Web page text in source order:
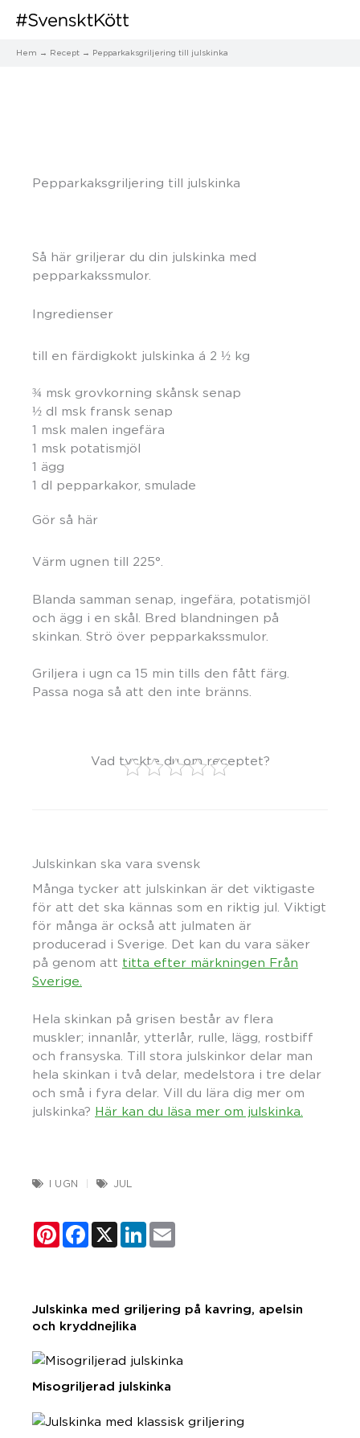
Hem Recept Pepparkaksgriljering till julskinka
Pepparkaksgriljering till julskinka
Så här griljerar du din julskinka med
pepparkakssmulor.
Ingredienser
till en färdigkokt julskinka á 2 ½ kg
¾ msk grovkorning skånsk senap
½ dl msk fransk senap
1 msk malen ingefära
1 msk potatismjöl
1 ägg
1 dl pepparkakor, smulade
Gör så här
Värm ugnen till 225°.
Blanda samman senap, ingefära, potatismjöl
och ägg i en skål. Bred blandningen på
skinkan. Strö över pepparkakssmulor.
Griljera i ugn ca 15 min tills den fått färg.
Passa noga så att den inte bränns.
Vad tyckte du om receptet?
Julskinkan ska vara svensk
Många tycker att julskinkan är det viktigaste
för att det ska kännas som en riktig jul. Viktigt
för många är också att julmaten är
producerad i Sverige. Det kan du vara säker
på genom att titta efter märkningen Från
Sverige.
Hela skinkan på grisen består av flera
muskler; innanlår, ytterlår, rulle, lägg, rostbiff
och fransyska. Till stora julskinkor delar man
hela skinkan i två delar, medelstora i tre delar
och små i fyra delar. Vill du lära dig mer om
julskinka? Här kan du läsa mer om julskinka.
I UGN JUL
PinterestFacebook
X LinkedIn
Julskinka med griljering på kavring, apelsin
och kryddnejlika
Misogriljerad julskinka